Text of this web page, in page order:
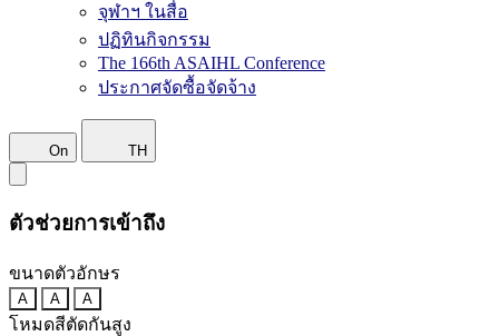
จุฬาฯ ในสื่อ
ปฏิทินกิจกรรม
The 166th ASAIHL Conference
ประกาศจัดซื้อจัดจ้าง
On TH
ตัวช่วยการเข้าถึง
ขนาดตัวอักษร
A A A
โหมดสีตัดกันสูง